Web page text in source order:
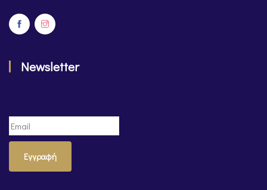
Newsletter
Εγγραφή